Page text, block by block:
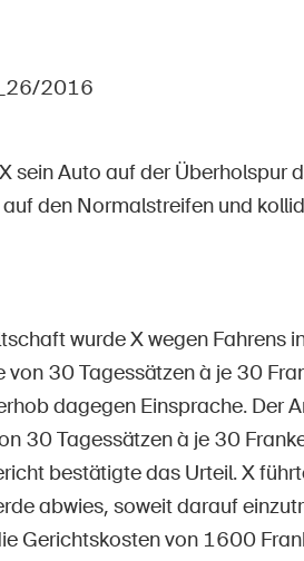
S'abonner à la
2016
sein Auto auf der Überholspur
den Normalstreifen und
wurde X wegen Fahrens
30 Tagessätzen à je 30
dagegen Einsprache. Der
30 Tagessätzen à je 30
bestätigte das Urteil. X
abwies, soweit darauf
Gerichtskosten von 1600